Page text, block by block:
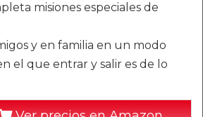
misiones especiales de
y en familia en un modo
el que entrar y salir es de lo